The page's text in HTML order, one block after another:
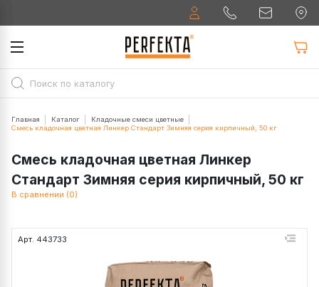
Главная Каталог
Кладочные смеси цветные
Смесь кладочная цветная Линкер Стандарт Зимняя серия кирпичный, 50 кг
Смесь кладочная цветная Линкер
Стандарт Зимняя серия кирпичный, 50 кг
В сравнении (0)
Арт. 443733